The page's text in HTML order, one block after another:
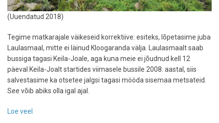
(Uuendatud 2018)
Tegime matkarajale väikeseid korrektiive: esiteks, lõpetasime juba
Laulasmaal, mitte ei läinud Kloogaranda välja. Laulasmaalt saab
bussiga tagasi Keila-Joale, aga kuna meie ei jõudnud kell 12
päeval Keila-Joalt startides viimasele bussile 2008. aastal, siis
salvestasime ka otsetee jalgsi tagasi mööda sisemaa metsateid.
See võib abiks olla igal ajal.
Loe veel